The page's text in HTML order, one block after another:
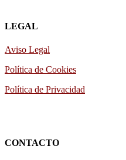
LEGAL
Aviso Legal
Política de Cookies
Política de Privacidad
CONTACTO